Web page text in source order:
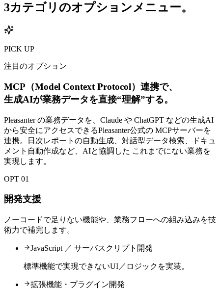
3カテゴリのオプションメニュー。
PICK UP
注目のオプション
MCP（Model Context Protocol）連携で、
生成AIが業務データを直接“理解”する。
Pleasanter の業務データを、Claude や ChatGPT などの生成AI
から安全にアクセスできるPleasanter公式の MCPサーバーを
連携。日次レポートの自動生成、対話型データ検索、ドキュ
メント自動作成など、AIと協調した これまでにない業務を
実現します。
OPT 01
開発支援
ノーコードで足りない機能や、業務フローへの組み込みを技
術力で補完します。
JavaScript ／ サーバスクリプト開発
標準機能で実現できないUI／ロジックを実装。
拡張機能・プラグイン開発